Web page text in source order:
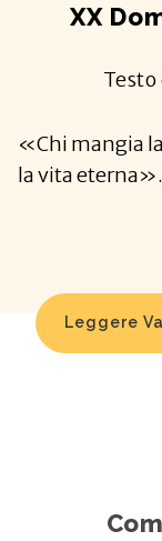
XX
«Chi mangia
la vita eterna».
Leggere